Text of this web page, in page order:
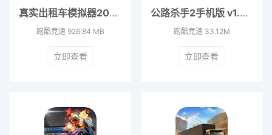
真实出租车模拟器2025最新版 v1.0
跑酷竞速926.84 MB
立即查看
公路杀手2手机版 v1.2.10
跑酷竞速33.12M
立即查看